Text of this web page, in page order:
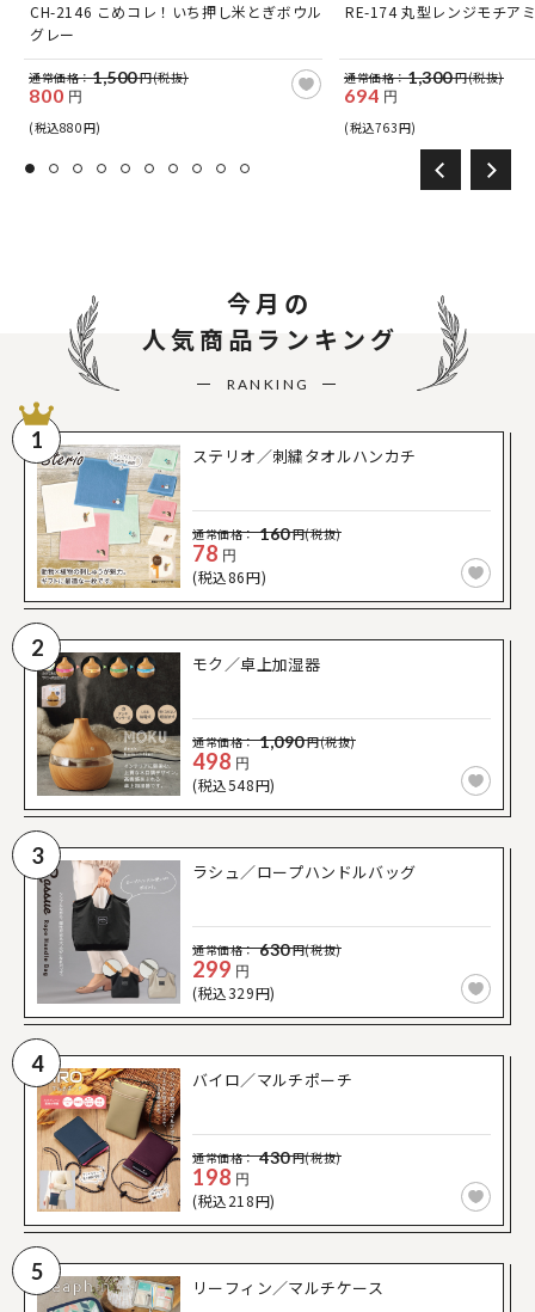
CH-2146 こめコレ！いち押し米とぎボウル
グレー
通常価格：1,500円(税抜)
800 円
(税込880円)
RE-174 丸型レンジモチア
通常価格：1,300円(税抜)
694 円
(税込763円)
今月の
人気商品ランキング
RANKING
1
ステリオ／刺繍タオルハンカチ
通常価格： 160円(税抜)
78 円
(税込86円)
2
モク／卓上加湿器
通常価格： 1,090円(税抜)
498 円
(税込548円)
3
ラシュ／ロープハンドルバッグ
通常価格： 630円(税抜)
299 円
(税込329円)
4
バイロ／マルチポーチ
通常価格： 430円(税抜)
198 円
(税込218円)
5
リーフィン／マルチケース